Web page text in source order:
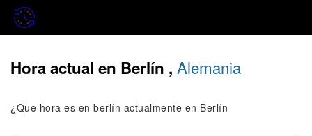
Hora actual en Berlín , Alemania
¿Que hora es en berlín actualmente en Berlín